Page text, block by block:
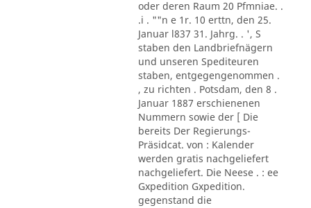
oder deren Raum 20 Pfmniae. .
.i . ""n e 1r. 10 erttn, den 25.
Januar l837 31. Jahrg. . ', S
staben den Landbriefnägern
und unseren Spediteuren
staben, entgegengenommen .
, zu richten . Potsdam, den 8 .
Januar 1887 erschienenen
Nummern sowie der [ Die
bereits Der Regierungs-
Präsidcat. von : Kalender
werden gratis nachgeliefert
nachgeliefert. Die Neese . : ee
Gxpedition Gxpedition.
gegenstand die